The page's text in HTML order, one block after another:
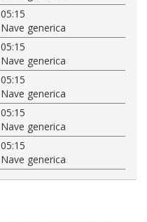
05:15
Nave generica
05:15
Nave generica
05:15
Nave generica
05:15
Nave generica
05:15
Nave generica